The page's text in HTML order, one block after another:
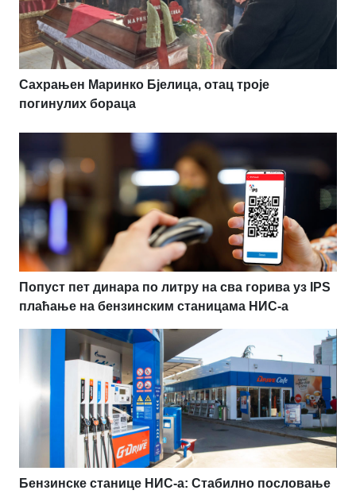
Сахрањен Маринко Бјелица, отац троје
погинулих бораца
Попуст пет динара по литру на сва горива уз IPS
плаћање на бензинским станицама НИС-а
Бензинске станице НИС-а: Стабилно пословање